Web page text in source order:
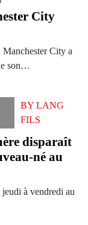
City
Manchester City a
son…
BYLANG
FILS
disparaît
né au
à vendredi au